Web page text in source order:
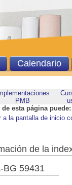
PMB
esta página puede:
a la pantalla de inicio
de la
BG 59431
Calendario